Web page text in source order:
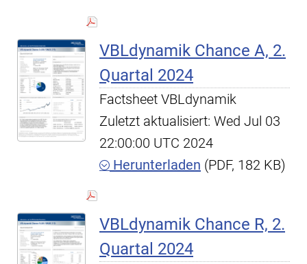
VBLdynamik Chance A, 2.
Quartal 2024
Factsheet VBLdynamik
Zuletzt aktualisiert: Wed Jul 03
22:00:00 UTC 2024
Herunterladen (PDF, 182 KB)
VBLdynamik Chance R, 2.
Quartal 2024